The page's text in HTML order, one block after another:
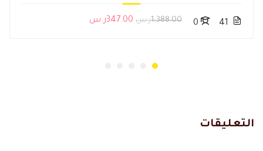
41
0 1,388.00ر.س 347.00ر.س
التعليقات